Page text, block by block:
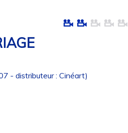
- distributeur : Cinéart)